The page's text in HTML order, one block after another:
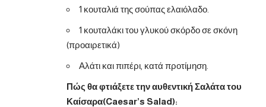
1 κουταλιά της σούπας ελαιόλαδο.
1 κουταλάκι του γλυκού σκόρδο σε σκόνη
(προαιρετικά)
Αλάτι και πιπέρι, κατά προτίμηση.
Πώς θα φτιάξετε την αυθεντική Σαλάτα του
Καίσαρα(Caesar’s Salad):